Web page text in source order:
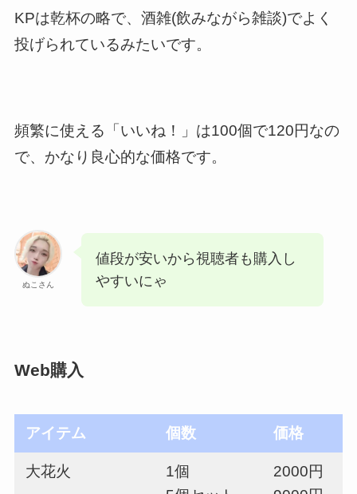
KPは乾杯の略で、酒雑(飲みながら雑談)でよく
投げられているみたいです。
頻繁に使える「いいね！」は100個で120円なの
で、かなり良心的な価格です。
ぬこさん
値段が安いから視聴者も購入し
やすいにゃ
Web購入
アイテム 個数 価格
大花火
1個
2000円